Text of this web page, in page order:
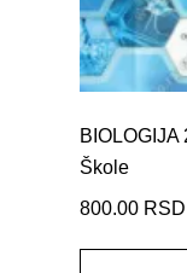
Škole
800.00 RSD